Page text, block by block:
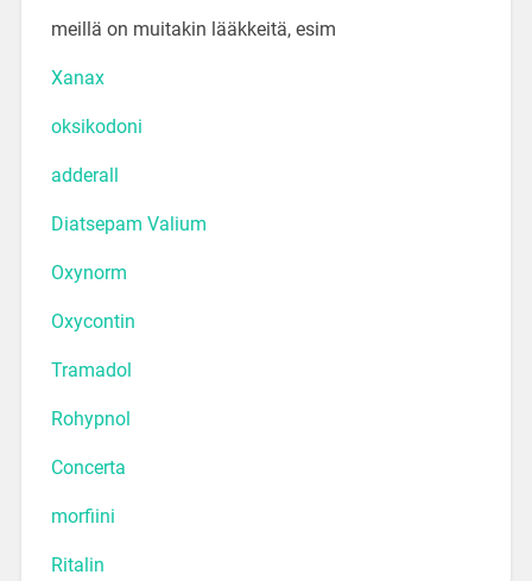
meillä on muitakin lääkkeitä, esim
Xanax
oksikodoni
adderall
Diatsepam Valium
Oxynorm
Oxycontin
Tramadol
Rohypnol
Concerta
morfiini
Ritalin